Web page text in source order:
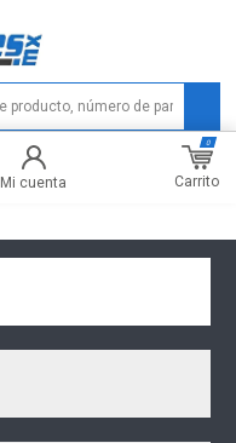
Mi cuenta Carrito
0